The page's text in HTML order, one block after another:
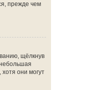
прежде чем
щёлкнув
они могут